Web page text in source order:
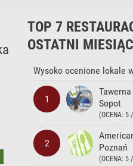
TOP 7
OSTATNI MIESIĄC
Wysoko ocenione lokale
1
Sopot
(OCENA: 5
2
Poznań
(OCENA: 5